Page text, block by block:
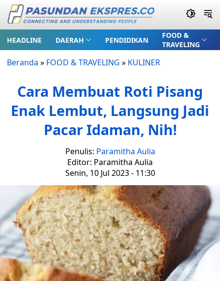
HEADLINE DAERAH PENDIDIKAN
FOOD &
TRAVELING
Beranda » FOOD & TRAVELING » KULINER
Cara Membuat Roti Pisang
Enak Lembut, Langsung Jadi
Pacar Idaman, Nih!
Penulis: Paramitha Aulia
Editor: Paramitha Aulia
Senin, 10 Jul 2023 - 11:30